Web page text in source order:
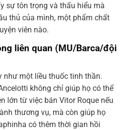
sự tôn trọng và thấu hiểu mà
thủ của mình, một phẩm chất
viên nào.
liên quan (MU/Barca/đội
như một liều thuốc tinh thần.
không chỉ giúp họ có thể
lớn từ việc bán Vitor Roque nếu
thương vụ, mà còn giúp họ
có thêm thời gian hồi